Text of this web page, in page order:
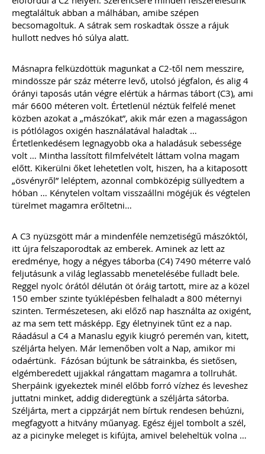
megtaláltuk abban a málhában, amibe szépen
becsomagoltuk. A sátrak sem roskadtak össze a rájuk
hullott nedves hó súlya alatt.
Másnapra felküzdöttük magunkat a C2-től nem messzire,
mindössze pár száz méterre levő, utolsó jégfalon, és alig 4
órányi taposás után végre elértük a hármas tábort (C3), ami
már 6600 méteren volt. Értetlenül néztük felfelé menet
közben azokat a „mászókat”, akik már ezen a magasságon
is pótlólagos oxigén használatával haladtak …
Értetlenkedésem legnagyobb oka a haladásuk sebessége
volt … Mintha lassított filmfelvételt láttam volna magam
előtt. Kikerülni őket lehetetlen volt, hiszen, ha a kitaposott
„ösvényről” leléptem, azonnal combközépig süllyedtem a
hóban … Kénytelen voltam visszaállni mögéjük és végtelen
türelmet magamra erőltetni…
A C3 nyüzsgött már a mindenféle nemzetiségű mászóktól,
itt újra felszaporodtak az emberek. Aminek az lett az
eredménye, hogy a négyes táborba (C4) 7490 méterre való
feljutásunk a világ leglassabb menetelésébe fulladt bele.
Reggel nyolc órától délután öt óráig tartott, mire az a közel
150 ember szinte tyúklépésben felhaladt a 800 méternyi
szinten. Természetesen, aki előző nap használta az oxigént,
az ma sem tett másképp. Egy életnyinek tűnt ez a nap.
Ráadásul a C4 a Manaslu egyik kiugró peremén van, kitett,
széljárta helyen. Már lemenőben volt a Nap, amikor mi
odaértünk. Fázósan bújtunk be sátrainkba, és sietősen,
elgémberedett ujjakkal rángattam magamra a tollruhát.
Sherpáink igyekeztek minél előbb forró vízhez és leveshez
juttatni minket, addig dideregtünk a széljárta sátorba.
Széljárta, mert a cippzárját nem bírtuk rendesen behúzni,
megfagyott a hitvány műanyag. Egész éjjel tombolt a szél,
az a picinyke meleget is kifújta, amivel beleheltük volna …